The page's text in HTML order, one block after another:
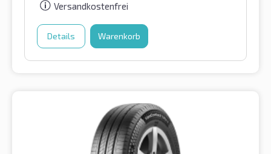
Versandkostenfrei
Details Warenkorb